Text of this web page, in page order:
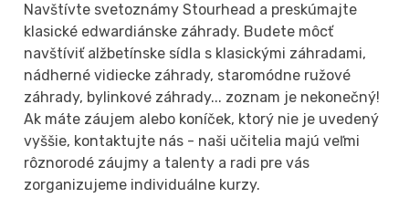
Navštívte svetoznámy Stourhead a preskúmajte
klasické edwardiánske záhrady. Budete môcť
navštíviť alžbetínske sídla s klasickými záhradami,
nádherné vidiecke záhrady, staromódne ružové
záhrady, bylinkové záhrady... zoznam je nekonečný!
Ak máte záujem alebo koníček, ktorý nie je uvedený
vyššie, kontaktujte nás - naši učitelia majú veľmi
rôznorodé záujmy a talenty a radi pre vás
zorganizujeme individuálne kurzy.